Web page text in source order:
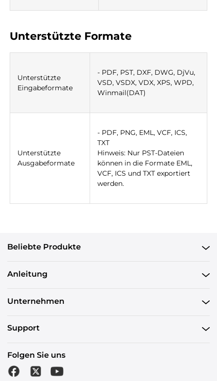
Unterstützte Formate
Unterstützte
Eingabeformate
- PDF, PST, DXF, DWG, DjVu,
VSD, VSDX, VDX, XPS, WPD,
Winmail(DAT)
Unterstützte
Ausgabeformate
- PDF, PNG, EML, VCF, ICS,
TXT
Hinweis: Nur PST-Dateien
können in die Formate EML,
VCF, ICS und TXT exportiert
werden.
Beliebte Produkte
Anleitung
Unternehmen
Support
Folgen Sie uns